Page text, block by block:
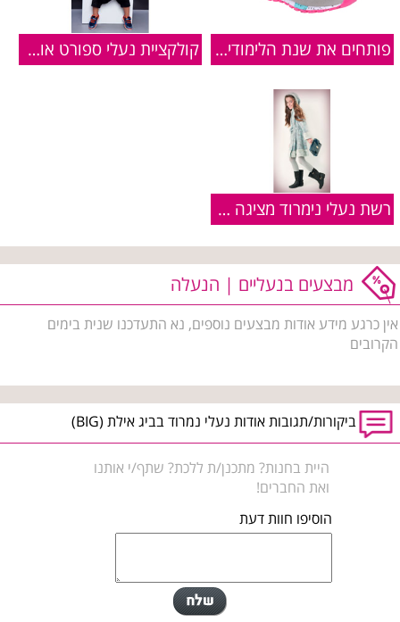
פותחים את שנת הלימודים בסטייל עם נעלי נמרוד קולקציית נעלי ספורט אופנתית ואיכותית
רשת נעלי נימרוד מציגה קולקציית מגפיים לבנות
מבצעים בנעליים | הנעלה
אין כרגע מידע אודות מבצעים נוספים, נא התעדכנו שנית בימים
הקרובים
ביקורות/תגובות אודות נעלי נמרוד בביג אילת (BIG)
היית בחנות? מתכנן/ת ללכת? שתף/י אותנו
ואת החברים!
הוסיפו חוות דעת